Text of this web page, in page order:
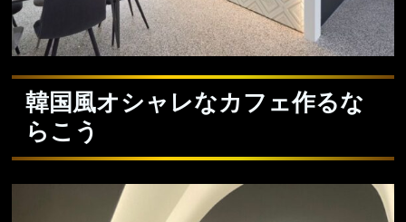
韓国風オシャレなカフェ作るな
らこう